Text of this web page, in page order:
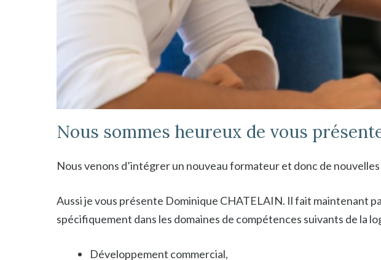
Nous sommes heureux de vous
Nous venons d’intégrer un nouveau formateur et donc de
Aussi je vous présente Dominique CHATELAIN. Il fait maintenant
spécifiquement dans les domaines de compétences suivants de la
Développement commercial,